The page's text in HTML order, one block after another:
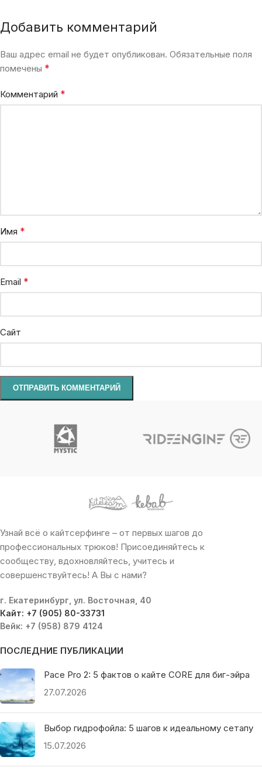
Добавить комментарий
Ваш адрес email не будет опубликован. Обязательные поля
помечены *
Комментарий *
Имя *
Email *
Сайт
Узнай всё о кайтсерфинге – от первых шагов до
профессиональных трюков! Присоединяйтесь к
сообществу, вдохновляйтесь, учитесь и
совершенствуйтесь! А Вы с нами?
г. Екатеринбург, ул. Восточная, 40
Кайт: +7 (905) 80-33731
Вейк: +7 (958) 879 4124
ПОСЛЕДНИЕ ПУБЛИКАЦИИ
Pace Pro 2: 5 фактов о кайте CORE для биг-эйра
27.07.2026
Выбор гидрофойла: 5 шагов к идеальному сетапу
15.07.2026